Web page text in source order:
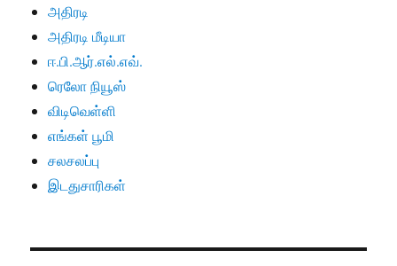
அதிரடி
அதிரடி மீடியா
ஈ.பி.ஆர்.எல்.எவ்.
ரெலோ நியூஸ்
விடிவெள்ளி
எங்கள் பூமி
சலசலப்பு
இடதுசாரிகள்